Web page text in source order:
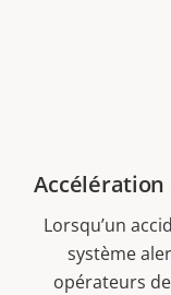
Accélération
Lorsqu’un
système
opérateurs